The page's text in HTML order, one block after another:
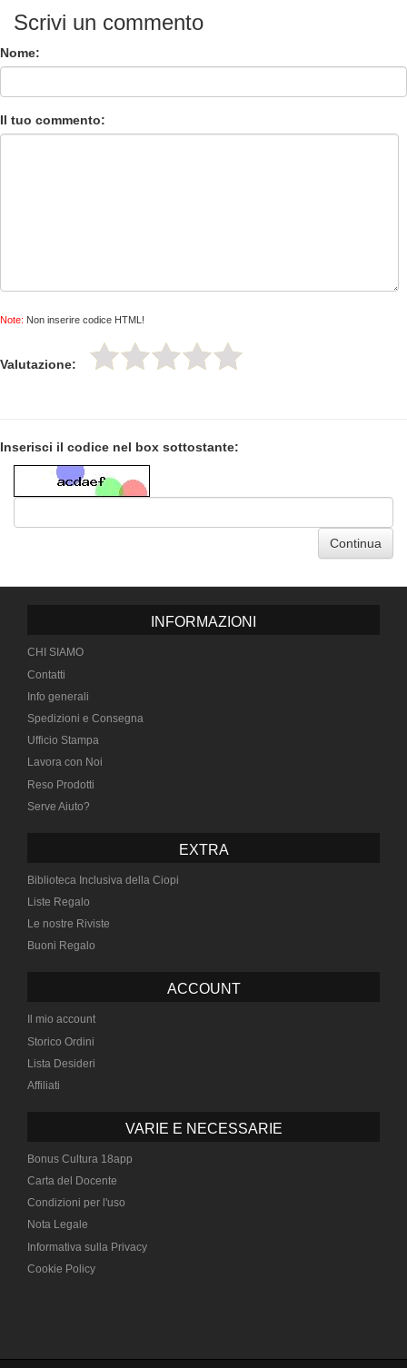
Scrivi un commento
Nome:
Il tuo commento:
Note: Non inserire codice HTML!
Valutazione:
Inserisci il codice nel box sottostante:
Continua
INFORMAZIONI
CHI SIAMO
Contatti
Info generali
Spedizioni e Consegna
Ufficio Stampa
Lavora con Noi
Reso Prodotti
Serve Aiuto?
EXTRA
Biblioteca Inclusiva della Ciopi
Liste Regalo
Le nostre Riviste
Buoni Regalo
ACCOUNT
Il mio account
Storico Ordini
Lista Desideri
Affiliati
VARIE E NECESSARIE
Bonus Cultura 18app
Carta del Docente
Condizioni per l'uso
Nota Legale
Informativa sulla Privacy
Cookie Policy